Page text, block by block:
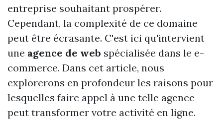
entreprise souhaitant prospérer.
Cependant, la complexité de ce domaine
peut être écrasante. C'est ici qu'intervient
une agence de web spécialisée dans le e-
commerce. Dans cet article, nous
explorerons en profondeur les raisons pour
lesquelles faire appel à une telle agence
peut transformer votre activité en ligne.